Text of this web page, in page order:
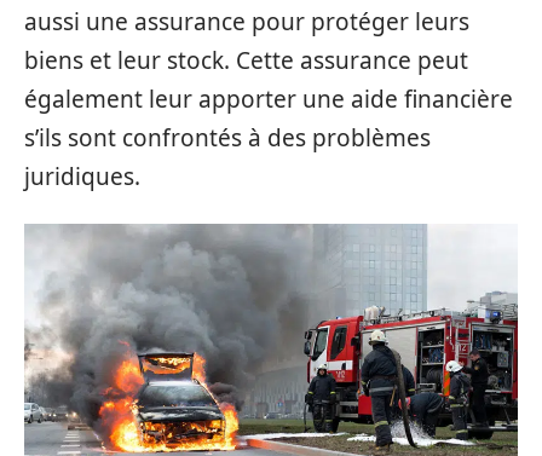
aussi une assurance pour protéger leurs
biens et leur stock. Cette assurance peut
également leur apporter une aide financière
s’ils sont confrontés à des problèmes
juridiques.